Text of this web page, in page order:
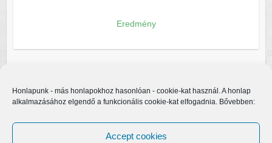
Honlapunk - más honlapokhoz hasonlóan - cookie-kat használ. A honlap
alkalmazásához elgendő a funkcionális cookie-kat elfogadnia. Bővebben:
Accept cookies
Eredmény